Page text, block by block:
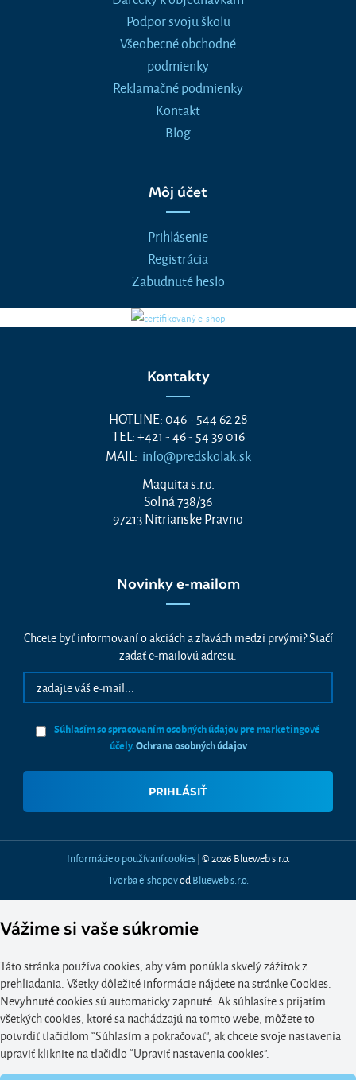
Podpor svoju školu
Všeobecné obchodné
podmienky
Reklamačné podmienky
Kontakt
Blog
Môj účet
Prihlásenie
Registrácia
Zabudnuté heslo
Kontakty
HOTLINE: 046 - 544 62 28
TEL: +421 - 46 - 54 39 016
MAIL: info@predskolak.sk
Maquita s.r.o.
Soľná 738/36
97213 Nitrianske Pravno
Novinky e-mailom
Chcete byť informovaní o akciách a zľavách medzi prvými? Stačí
zadať e-mailovú adresu.
Súhlasím so spracovaním osobných údajov pre marketingové
účely.Ochrana osobných údajov
Informácie o používaní cookies| © 2026 Blueweb s.r.o.
Tvorba e-shopovod Blueweb s.r.o.
Vážime si vaše súkromie
Táto stránka používa cookies, aby vám ponúkla skvelý zážitok z
prehliadania. Všetky dôležité informácie nájdete na stránke Cookies.
Nevyhnuté cookies sú automaticky zapnuté. Ak súhlasíte s prijatím
všetkých cookies, ktoré sa nachádzajú na tomto webe, môžete to
potvrdiť tlačidlom “Súhlasím a pokračovať", ak chcete svoje nastavenia
upraviť kliknite na tlačidlo “Upraviť nastavenia cookies".